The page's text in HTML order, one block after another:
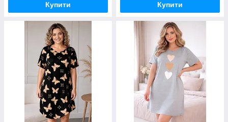
Купити Купити